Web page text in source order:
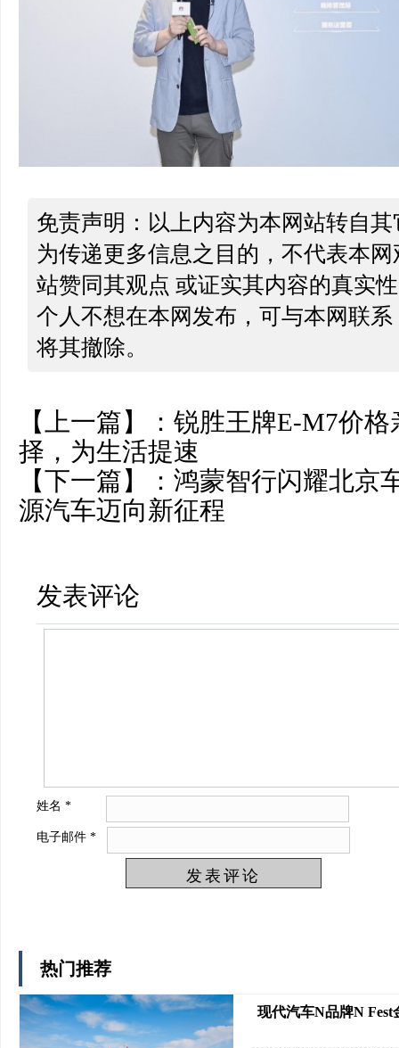
免责声明：以上内容为本网站转自
为传递更多信息之目的，不代表本
站赞同其观点 或证实其内容的真实
个人不想在本网发布，可与本网联
将其撤除。
【上一篇】： 锐胜王牌E-M7价
择，为生活提速
【下一篇】： 鸿蒙智行闪耀北京
源汽车迈向新征程
发表评论
姓名 *
电子邮件 *
热门推荐
现代汽车N品牌N